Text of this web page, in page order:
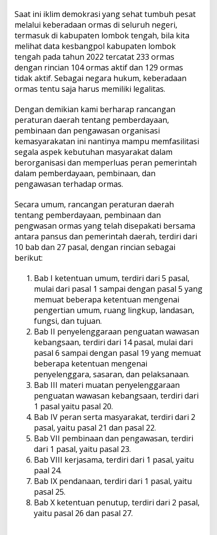
Saat ini iklim demokrasi yang sehat tumbuh pesat
melalui keberadaan ormas di seluruh negeri,
termasuk di kabupaten lombok tengah, bila kita
melihat data kesbangpol kabupaten lombok
tengah pada tahun 2022 tercatat 233 ormas
dengan rincian 104 ormas aktif dan 129 ormas
tidak aktif. Sebagai negara hukum, keberadaan
ormas tentu saja harus memiliki legalitas.
Dengan demikian kami berharap rancangan
peraturan daerah tentang pemberdayaan,
pembinaan dan pengawasan organisasi
kemasyarakatan ini nantinya mampu memfasilitasi
segala aspek kebutuhan masyarakat dalam
berorganisasi dan memperluas peran pemerintah
dalam pemberdayaan, pembinaan, dan
pengawasan terhadap ormas.
Secara umum, rancangan peraturan daerah
tentang pemberdayaan, pembinaan dan
pengwasan ormas yang telah disepakati bersama
antara pansus dan pemerintah daerah, terdiri dari
10 bab dan 27 pasal, dengan rincian sebagai
berikut:
Bab I ketentuan umum, terdiri dari 5 pasal,
mulai dari pasal 1 sampai dengan pasal 5 yang
memuat beberapa ketentuan mengenai
pengertian umum, ruang lingkup, landasan,
fungsi, dan tujuan.
Bab II penyelenggaraan penguatan wawasan
kebangsaan, terdiri dari 14 pasal, mulai dari
pasal 6 sampai dengan pasal 19 yang memuat
beberapa ketentuan mengenai
penyelenggara, sasaran, dan pelaksanaan.
Bab III materi muatan penyelenggaraan
penguatan wawasan kebangsaan, terdiri dari
1 pasal yaitu pasal 20.
Bab IV peran serta masyarakat, terdiri dari 2
pasal, yaitu pasal 21 dan pasal 22.
Bab VII pembinaan dan pengawasan, terdiri
dari 1 pasal, yaitu pasal 23.
Bab VIII kerjasama, terdiri dari 1 pasal, yaitu
paal 24.
Bab IX pendanaan, terdiri dari 1 pasal, yaitu
pasal 25.
Bab X ketentuan penutup, terdiri dari 2 pasal,
yaitu pasal 26 dan pasal 27.